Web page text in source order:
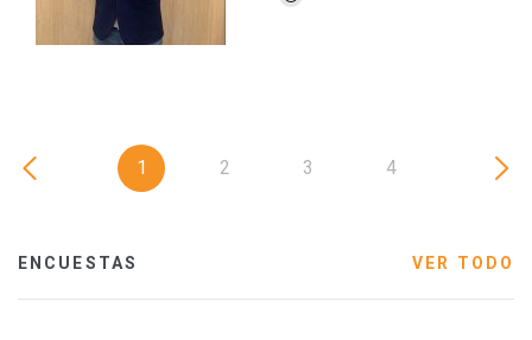
1 2 3 4
ENCUESTAS VER TODO